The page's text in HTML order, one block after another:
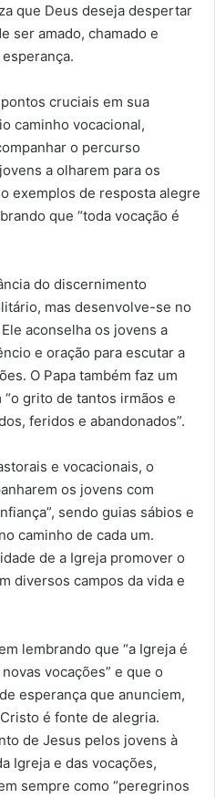
que Deus deseja despertar
ser amado, chamado e
cruciais em sua
caminho vocacional,
o percurso
a olharem para os
exemplos de resposta alegre
que “toda vocação é
do discernimento
mas desenvolve-se no
aconselha os jovens a
e oração para escutar a
O Papa também faz um
grito de tantos irmãos e
feridos e abandonados”.
e vocacionais, o
os jovens com
sendo guias sábios e
caminho de cada um.
de a Igreja promover o
diversos campos da vida e
lembrando que “a Igreja é
vocações” e que o
esperança que anunciem,
é fonte de alegria.
de Jesus pelos jovens à
Igreja e das vocações,
sempre como “peregrinos